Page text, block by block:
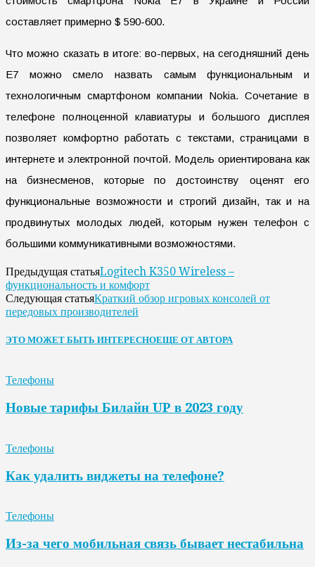
составляет примерно $ 590-600.
Что можно сказать в итоге: во-первых, на сегодняшний день
E7 можно смело назвать самым функциональным и
технологичным смартфоном компании Nokia. Сочетание в
телефоне полноценной клавиатуры и большого дисплея
позволяет комфортно работать с текстами, страницами в
интернете и электронной почтой. Модель ориентирована как
на бизнесменов, которые по достоинству оценят его
функциональные возможности и строгий дизайн, так и на
продвинутых молодых людей, которым нужен телефон с
большими коммуникативными возможностями.
Предыдущая статьяLogitech K350 Wireless –
функциональность и комфорт
Следующая статьяКраткий обзор игровых консолей от
передовых производителей
ЭТО МОЖЕТ БЫТЬ ИНТЕРЕСНОЕЩЕ ОТ АВТОРА
Телефоны
Новые тарифы Билайн UP в 2023 году
Телефоны
Как удалить виджеты на телефоне?
Телефоны
Из-за чего мобильная связь бывает нестабильна